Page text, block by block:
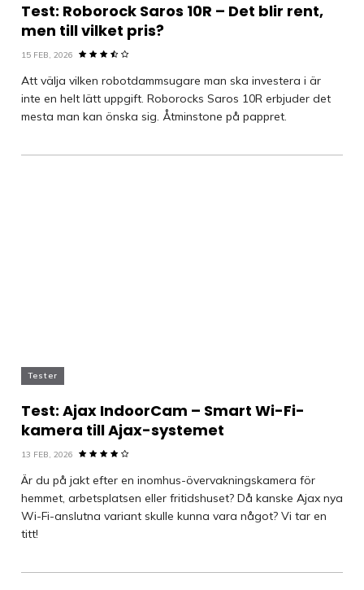
Test: Roborock Saros 10R – Det blir rent,
men till vilket pris?
15 FEB, 2026
Att välja vilken robotdammsugare man ska investera i är
inte en helt lätt uppgift. Roborocks Saros 10R erbjuder det
mesta man kan önska sig. Åtminstone på pappret.
Tester
Test: Ajax IndoorCam – Smart Wi-Fi-
kamera till Ajax-systemet
13 FEB, 2026
Är du på jakt efter en inomhus-övervakningskamera för
hemmet, arbetsplatsen eller fritidshuset? Då kanske Ajax nya
Wi-Fi-anslutna variant skulle kunna vara något? Vi tar en
titt!